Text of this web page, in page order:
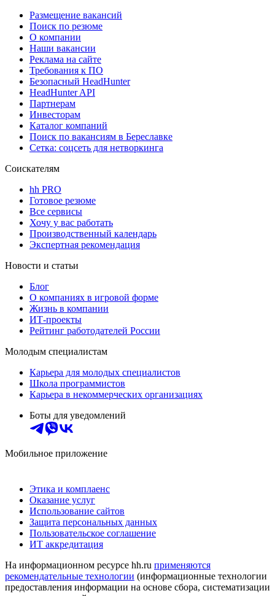
Размещение вакансий
Поиск по резюме
О компании
Наши вакансии
Реклама на сайте
Требования к ПО
Безопасный HeadHunter
HeadHunter API
Партнерам
Инвесторам
Каталог компаний
Поиск по вакансиям в Береславке
Сетка: соцсеть для нетворкинга
Соискателям
hh PRO
Готовое резюме
Все сервисы
Хочу у вас работать
Производственный календарь
Экспертная рекомендация
Новости и статьи
Блог
О компаниях в игровой форме
Жизнь в компании
ИТ-проекты
Рейтинг работодателей России
Молодым специалистам
Карьера для молодых специалистов
Школа программистов
Карьера в некоммерческих организациях
Боты для уведомлений
Мобильное приложение
Этика и комплаенс
Оказание услуг
Использование сайтов
Защита персональных данных
Пользовательское соглашение
ИТ аккредитация
На информационном ресурсе hh.ru применяются
рекомендательные технологии (информационные технологии
предоставления информации на основе сбора, систематизации